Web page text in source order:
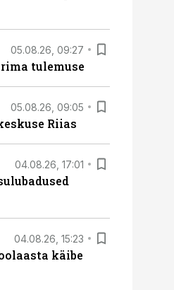
05.08.26, 09:27
tulemuse
05.08.26, 09:05
Riias
04.08.26, 17:01
04.08.26, 15:23
käibe